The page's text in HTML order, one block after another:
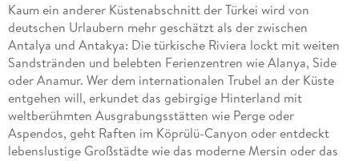
Kaum ein anderer Küstenabschnitt der Türkei wird von
deutschen Urlaubern mehr geschätzt als der zwischen
Antalya und Antakya: Die türkische Riviera lockt mit weiten
Sandstränden und belebten Ferienzentren wie Alanya, Side
oder Anamur. Wer dem internationalen Trubel an der Küste
entgehen will, erkundet das gebirgige Hinterland mit
weltberühmten Ausgrabungsstätten wie Perge oder
Aspendos, geht Raften im Köprülü-Canyon oder entdeckt
lebenslustige Großstädte wie das moderne Mersin oder das